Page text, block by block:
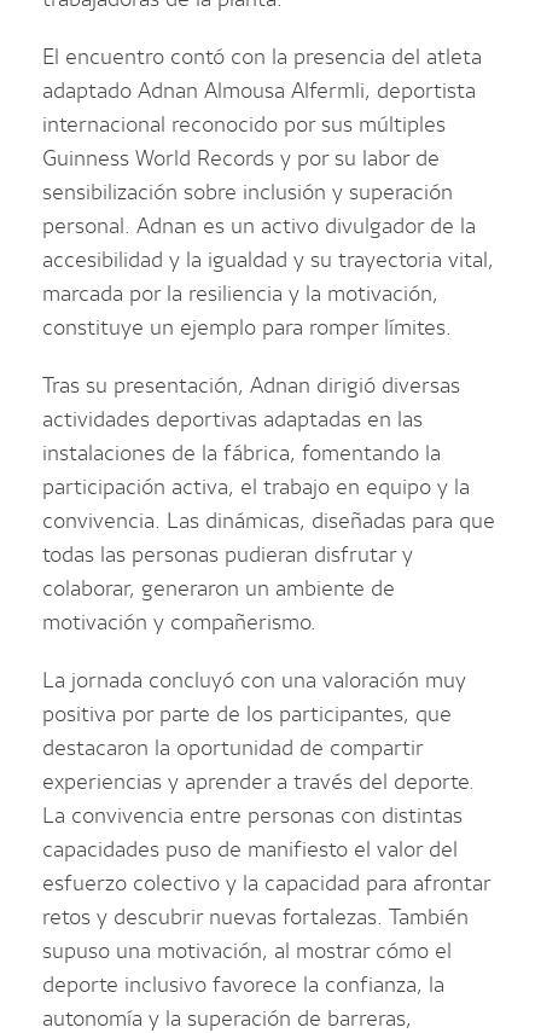
El encuentro contó con la presencia del atleta
adaptado Adnan Almousa Alfermli, deportista
internacional reconocido por sus múltiples
Guinness World Records y por su labor de
sensibilización sobre inclusión y superación
personal. Adnan es un activo divulgador de la
accesibilidad y la igualdad y su trayectoria vital,
marcada por la resiliencia y la motivación,
constituye un ejemplo para romper límites.
Tras su presentación, Adnan dirigió diversas
actividades deportivas adaptadas en las
instalaciones de la fábrica, fomentando la
participación activa, el trabajo en equipo y la
convivencia. Las dinámicas, diseñadas para que
todas las personas pudieran disfrutar y
colaborar, generaron un ambiente de
motivación y compañerismo.
La jornada concluyó con una valoración muy
positiva por parte de los participantes, que
destacaron la oportunidad de compartir
experiencias y aprender a través del deporte.
La convivencia entre personas con distintas
capacidades puso de manifiesto el valor del
esfuerzo colectivo y la capacidad para afrontar
retos y descubrir nuevas fortalezas. También
supuso una motivación, al mostrar cómo el
deporte inclusivo favorece la confianza, la
autonomía y la superación de barreras,